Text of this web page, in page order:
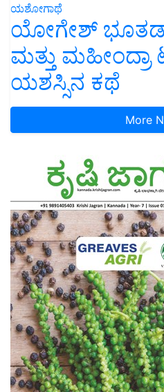
ಯಶೋಗಾಥೆ
ಯೋಗೇಶ್
ಮತ್ತು ಮಹೀಂದ್ರಾ
ಯಶಸ್ಸಿನ ಕಥೆ
More